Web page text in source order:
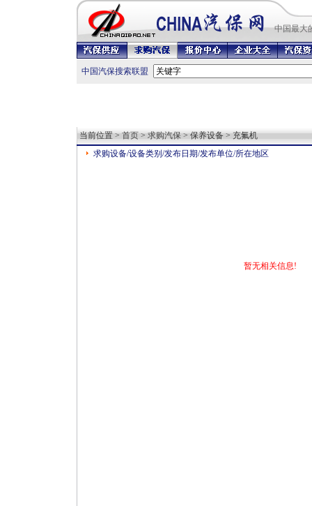
中国最大
中国汽保搜索联盟
当前位置 > 首页 > 求购汽保 > 保养设备 > 充氟机
求购设备/设备类别/发布日期/发布单位/所在地区
暂无相关信息!